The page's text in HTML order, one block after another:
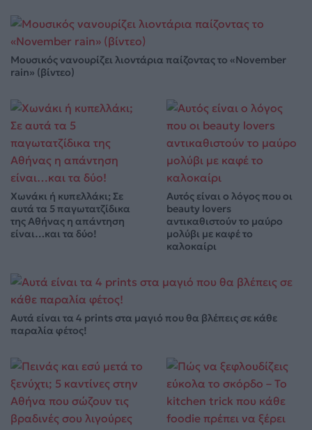
Μουσικός νανουρίζει λιοντάρια παίζοντας το «November
rain» (βίντεο)
Χωνάκι ή κυπελλάκι; Σε
αυτά τα 5 παγωτατζίδικα
της Αθήνας η απάντηση
είναι…και τα δύο!
Αυτός είναι ο λόγος που οι
beauty lovers
αντικαθιστούν το μαύρο
μολύβι με καφέ το
καλοκαίρι
Αυτά είναι τα 4 prints στα μαγιό που θα βλέπεις σε κάθε
παραλία φέτος!